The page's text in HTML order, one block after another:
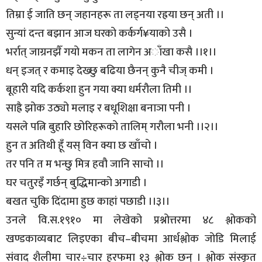
तिम्रा ई जाति छन् जहानहरू ता लड्नया रह्रया छन् अती ।।
सुन्यां दन्त बझान आज घरको कर्कर्ग¥याको उसै ।
भर्रात् जाग्रनझैँ गयो मकन ता लागेन अाँखा कसै ।।१।।
धन् इजत् र कमाइ देख्छु बढिया छैनन् कुनै चीज् कमी ।
बूहारी यदि कर्कशा हुन गया क्या धर्मरौला तिमी ।।
साह्रै झोक उठ्यो मलाइ र बधूशिक्षा बनाञा पनी ।
यसले पत्नि बुहारि छोरिहरूको तालिम् गरौला भनी ।।२।।
हुन त अतिथी हूँ यस् विन क्या छ खाँचो ।
तर पनि त म भन्छु मित्र हवौ जानि साचो ।।
घर चतुरइँ गर्छन् बुद्धिमान्को अगाडी ।
बखत चुकि दिंदामा हुछ काहां पछाडी ।।३।।
उनले वि.स.१९१० मा लेखेको प्रश्नोत्तरमा ४८ श्लोकको
खण्डकाव्यबाट लिइएका बीच–बीचमा आर्धश्लोक जोडि मिलाई
संवाद शैलीमा चार÷चार हरफमा १३ श्लोक छन् । श्लोक संस्कृत